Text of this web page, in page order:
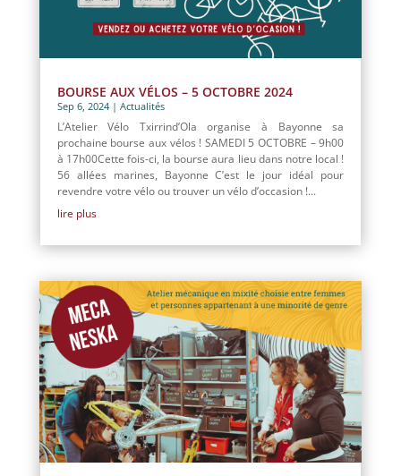
BOURSE AUX VÉLOS – 5 OCTOBRE 2024
Sep 6, 2024| Actualités
L’Atelier Vélo Txirrind’Ola organise à Bayonne sa
prochaine bourse aux vélos ! SAMEDI 5 OCTOBRE – 9h00
à 17h00Cette fois-ci, la bourse aura lieu dans notre local !
56 allées marines, Bayonne C’est le jour idéal pour
revendre votre vélo ou trouver un vélo d’occasion !...
lire plus